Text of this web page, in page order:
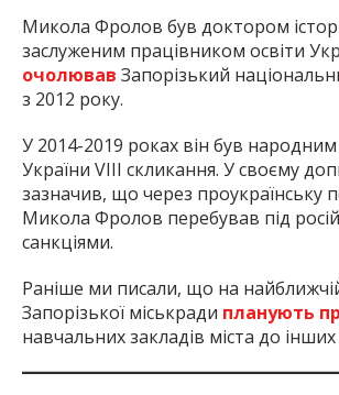
Микола Фролов був доктором
заслуженим працівником освіти
очолював Запорізький
з 2012 року.
У 2014-2019 роках він був
України VIII скликання. У своєму
зазначив, що через проукраїнську
Микола Фролов перебував під
санкціями.
Раніше ми писали, що на найближчій
Запорізької міськради планують
навчальних закладів міста до інших